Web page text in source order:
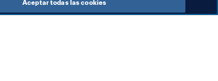
Aceptar todas las cookies